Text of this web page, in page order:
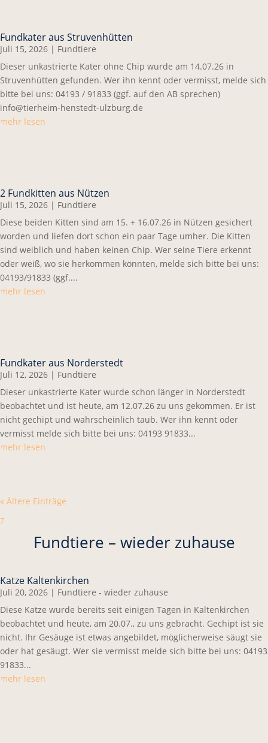
Fundkater aus Struvenhütten
Juli 15, 2026 | Fundtiere
Dieser unkastrierte Kater ohne Chip wurde am 14.07.26 in
Struvenhütten gefunden. Wer ihn kennt oder vermisst, melde sich
bitte bei uns: 04193 / 91833 (ggf. auf den AB sprechen)
info@tierheim-henstedt-ulzburg.de
mehr lesen
2 Fundkitten aus Nützen
Juli 15, 2026 | Fundtiere
Diese beiden Kitten sind am 15. + 16.07.26 in Nützen gesichert
worden und liefen dort schon ein paar Tage umher. Die Kitten
sind weiblich und haben keinen Chip. Wer seine Tiere erkennt
oder weiß, wo sie herkommen könnten, melde sich bitte bei uns:
04193/91833 (ggf....
mehr lesen
Fundkater aus Norderstedt
Juli 12, 2026 | Fundtiere
Dieser unkastrierte Kater wurde schon länger in Norderstedt
beobachtet und ist heute, am 12.07.26 zu uns gekommen. Er ist
nicht gechipt und wahrscheinlich taub. Wer ihn kennt oder
vermisst melde sich bitte bei uns: 04193 91833...
mehr lesen
« Ältere Einträge
7
Fundtiere – wieder zuhause
Katze Kaltenkirchen
Juli 20, 2026 | Fundtiere - wieder zuhause
Diese Katze wurde bereits seit einigen Tagen in Kaltenkirchen
beobachtet und heute, am 20.07., zu uns gebracht. Gechipt ist sie
nicht. Ihr Gesäuge ist etwas angebildet, möglicherweise säugt sie
oder hat gesäugt. Wer sie vermisst melde sich bitte bei uns: 04193
91833...
mehr lesen